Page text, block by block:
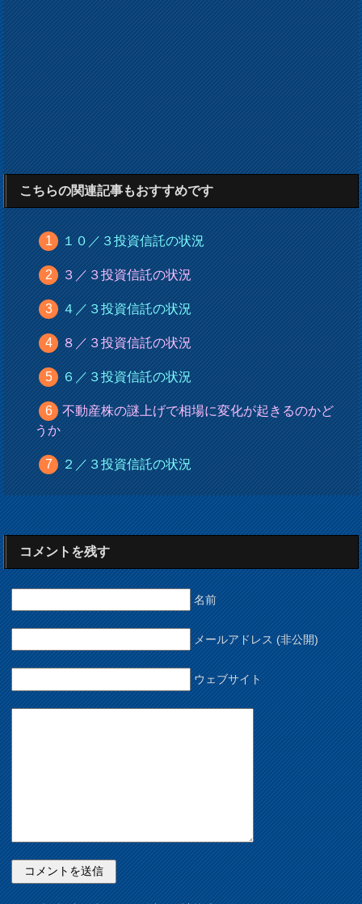
こちらの関連記事もおすすめです
１０／３投資信託の状況
３／３投資信託の状況
４／３投資信託の状況
８／３投資信託の状況
６／３投資信託の状況
不動産株の謎上げで相場に変化が起きるのかど
うか
２／３投資信託の状況
コメントを残す
名前
メールアドレス (非公開)
ウェブサイト